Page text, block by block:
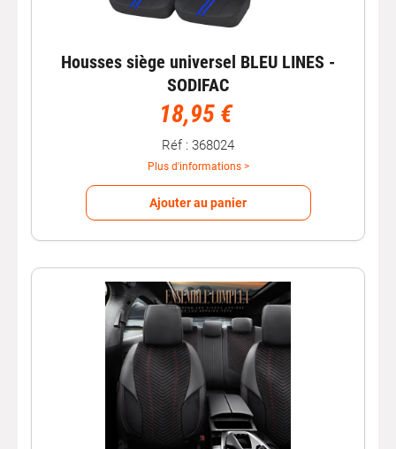
Housses siège universel BLEU LINES -
SODIFAC
18,95 €
Réf : 368024
Plus d'informations >
Ajouter au panier